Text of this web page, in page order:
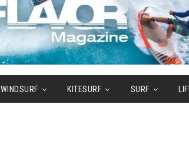
WINDSURF KITESURF SURF